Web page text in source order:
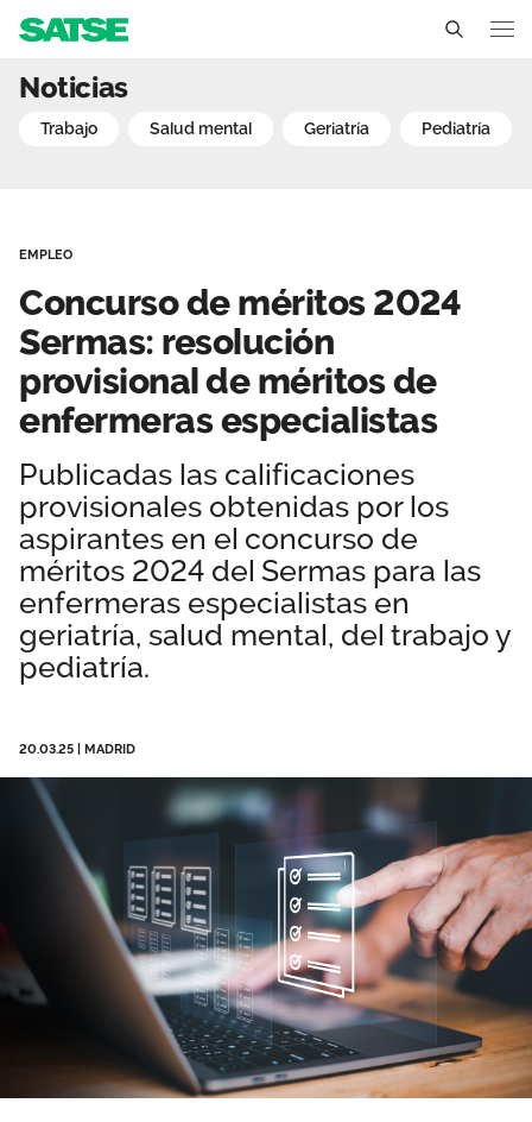
Delegados Sindicales
Estructura organizativa
Transparencia
Secciones sindicales
Servicios
Actualidad
Noticias
Empleo
Documentos
Publicaciones
Vídeos
Madrid
Contáctanos
Área privada
Únete
Concurso de méritos
Noticias
trabajo salud mental geriatría pediatría
EMPLEO
Concurso de méritos 2024
Sermas: resolución
provisional de méritos de
enfermeras especialistas
Publicadas las calificaciones
provisionales obtenidas por los
aspirantes en el concurso de
méritos 2024 del Sermas para las
enfermeras especialistas en
geriatría, salud mental, del trabajo y
pediatría.
20.03.25 MADRID